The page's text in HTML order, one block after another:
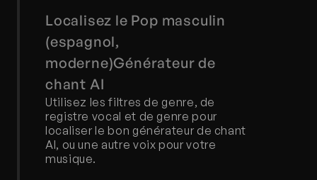
Localisez le Pop masculin
(espagnol,
moderne)Générateur de
chant AI
Utilisez les filtres de genre, de
registre vocal et de genre pour
localiser le bon générateur de chant
AI, ou une autre voix pour votre
musique.